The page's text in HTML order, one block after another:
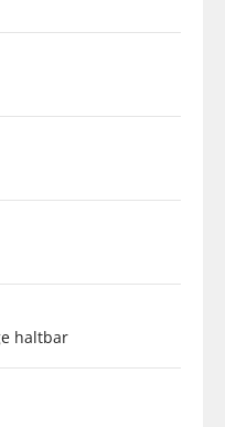
haltbar